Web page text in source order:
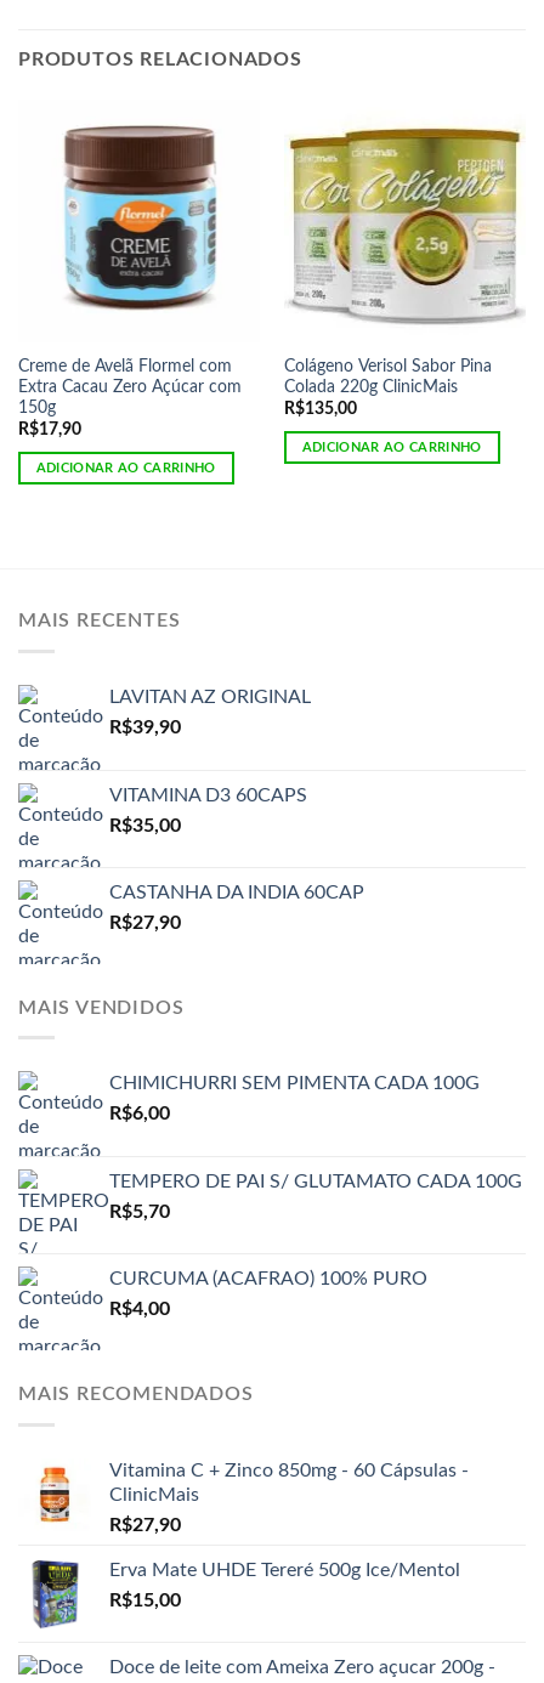
PRODUTOS RELACIONADOS
Creme de Avelã Flormel com
Extra Cacau Zero Açúcar com
150g
R$17,90
ADICIONAR AO CARRINHO
Colágeno Verisol Sabor Pina
Colada 220g ClinicMais
R$135,00
ADICIONAR AO CARRINHO
MAIS RECENTES
LAVITAN AZ ORIGINAL
R$39,90
VITAMINA D3 60CAPS
R$35,00
CASTANHA DA INDIA 60CAP
R$27,90
MAIS VENDIDOS
CHIMICHURRI SEM PIMENTA CADA 100G
R$6,00
TEMPERO DE PAI S/ GLUTAMATO CADA 100G
R$5,70
CURCUMA (ACAFRAO) 100% PURO
R$4,00
MAIS RECOMENDADOS
Vitamina C + Zinco 850mg - 60 Cápsulas -
ClinicMais
R$27,90
Erva Mate UHDE Tereré 500g Ice/Mentol
R$15,00
Doce de leite com Ameixa Zero açucar 200g -